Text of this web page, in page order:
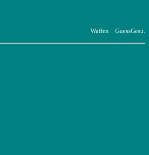
Waffen GuessGesu.